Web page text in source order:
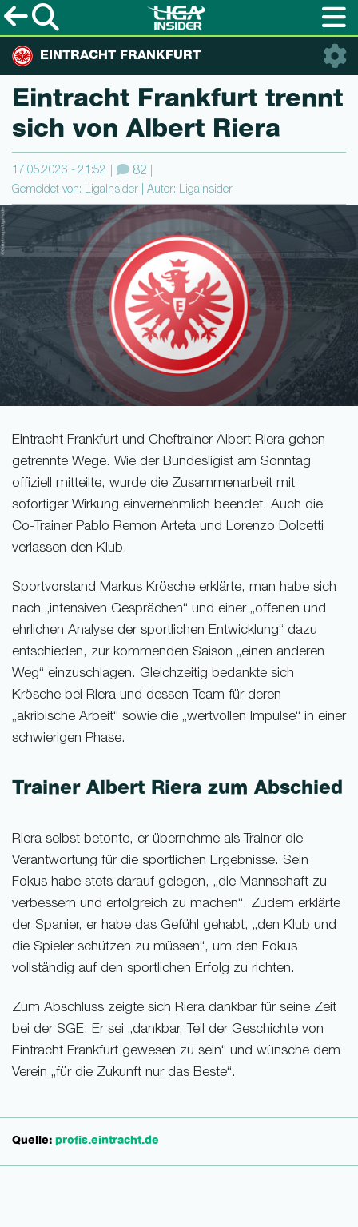
EINTRACHT FRANKFURT
Eintracht Frankfurt trennt
sich von Albert Riera
17.05.2026 - 21:52 82
Gemeldet von: LigaInsider | Autor: LigaInsider
Eintracht Frankfurt und Cheftrainer Albert Riera gehen
getrennte Wege. Wie der Bundesligist am Sonntag
offiziell mitteilte, wurde die Zusammenarbeit mit
sofortiger Wirkung einvernehmlich beendet. Auch die
Co-Trainer Pablo Remon Arteta und Lorenzo Dolcetti
verlassen den Klub.
Sportvorstand Markus Krösche erklärte, man habe sich
nach „intensiven Gesprächen“ und einer „offenen und
ehrlichen Analyse der sportlichen Entwicklung“ dazu
entschieden, zur kommenden Saison „einen anderen
Weg“ einzuschlagen. Gleichzeitig bedankte sich
Krösche bei Riera und dessen Team für deren
„akribische Arbeit“ sowie die „wertvollen Impulse“ in einer
schwierigen Phase.
Trainer Albert Riera zum Abschied
Riera selbst betonte, er übernehme als Trainer die
Verantwortung für die sportlichen Ergebnisse. Sein
Fokus habe stets darauf gelegen, „die Mannschaft zu
verbessern und erfolgreich zu machen“. Zudem erklärte
der Spanier, er habe das Gefühl gehabt, „den Klub und
die Spieler schützen zu müssen“, um den Fokus
vollständig auf den sportlichen Erfolg zu richten.
Zum Abschluss zeigte sich Riera dankbar für seine Zeit
bei der SGE: Er sei „dankbar, Teil der Geschichte von
Eintracht Frankfurt gewesen zu sein“ und wünsche dem
Verein „für die Zukunft nur das Beste“.
Quelle: profis.eintracht.de